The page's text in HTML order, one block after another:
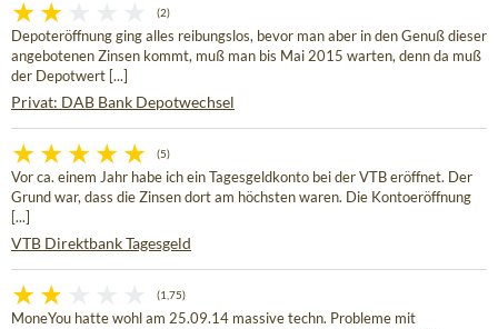
(2)
Depoteröffnung ging alles reibungslos, bevor man aber in den Genuß dieser
angebotenen Zinsen kommt, muß man bis Mai 2015 warten, denn da muß
der Depotwert [...]
Privat: DAB Bank Depotwechsel
(5)
Vor ca. einem Jahr habe ich ein Tagesgeldkonto bei der VTB eröffnet. Der
Grund war, dass die Zinsen dort am höchsten waren. Die Kontoeröffnung
[...]
VTB Direktbank Tagesgeld
(1,75)
MoneYou hatte wohl am 25.09.14 massive techn. Probleme mit